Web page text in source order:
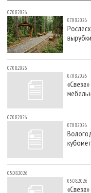
07.08.2026
07.08.2026
вырубки
07.08.2026
07.08.2026
07.08.2026
07.08.2026
05.08.2026
05.08.2026